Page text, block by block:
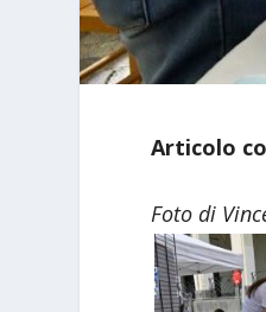
Articolo
Foto di